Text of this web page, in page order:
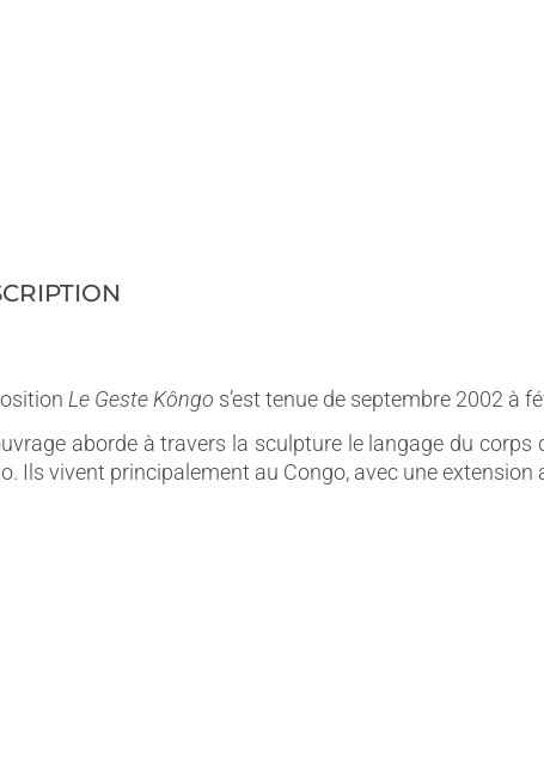
Le Geste Kôngo s’est tenue de septembre 2002 à
aborde à travers la sculpture le langage du corps
Ils vivent principalement au Congo, avec une extension
mises en livraison qu’à partir du 31 août.
excusons pour la gêne occasionnée. Nous profitons de ce
pour vous souhaiter de bonnes vacances.